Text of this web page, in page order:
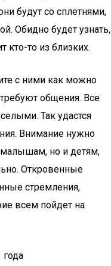
будут со сплетнями,
Обидно будет узнать,
кто-то из близких.
с ними как можно
общения. Все
Так удастся
Внимание нужно
но и детям,
Откровенные
стремления,
всем пойдет на
года